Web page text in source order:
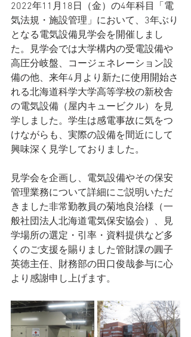
2022年11月18日（金）の4年科目「電
気法規・施設管理」において、3年ぶり
となる電気設備見学会を開催しまし
た。見学会では大学構内の受電設備や
高圧分岐盤、コージェネレーション設
備の他、来年4月より新たに使用開始さ
れる北海道科学大学高等学校の新校舎
の電気設備（屋内キュービクル）を見
学しました。学生は感電事故に気をつ
けながらも、実際の設備を間近にして
興味深く見学しておりました。
見学会を企画し、電気設備やその保安
管理業務について詳細にご説明いただ
きました非常勤教員の菊地良治様（一
般社団法人北海道電気保安協会）、見
学場所の選定・引率・資料提供など多
くのご支援を賜りました管財課の圓子
英徳主任、財務部の田口俊哉参与に心
より感謝申し上げます。